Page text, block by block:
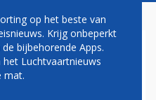
OP
737-
op het beste van
Krijg onbeperkt
bijbehorende Apps.
Luchtvaartnieuws
mat.